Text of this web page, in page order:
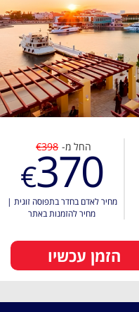
החל מ- €398
€370
מחיר לאדם בחדר בתפוסה זוגית |
מחיר להזמנות באתר
הזמן עכשיו